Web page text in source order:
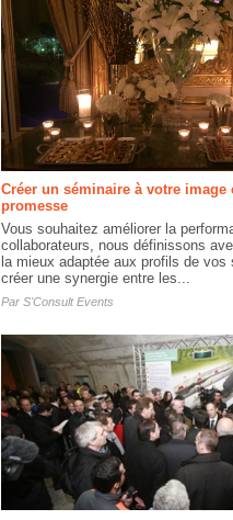
Créer un séminaire à votre image
promesse
Vous souhaitez améliorer la
collaborateurs, nous définissons
la mieux adaptée aux profils de vos
créer une synergie entre les...
Par S'Consult Events